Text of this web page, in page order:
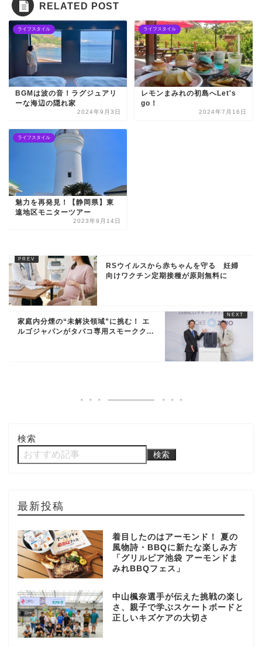
RELATED POST
ライフスタイル
BGMは波の音！ラグジュアリ
ーな海辺の隠れ家
2024年9月3日
ライフスタイル
レモンまみれの初島へLet's
go！
2024年7月16日
ライフスタイル
魅力を再発見！【静岡県】東
遠地区モニターツアー
2023年9月14日
RSウイルスから赤ちゃんを守る 妊婦
向けワクチン定期接種が原則無料に
家庭内分煙の“未解決領域”に挑む！ エ
ルゴジャパンがタバコ専用スモークク...
検索
検索
最新投稿
着目したのはアーモンド！ 夏の
風物詩・BBQに新たな楽しみ方
「グリルピア池袋 アーモンドま
みれBBQフェス」
中山楓奈選手が伝えた挑戦の楽し
さ、親子で学ぶスケートボードと
正しいキズケアの大切さ